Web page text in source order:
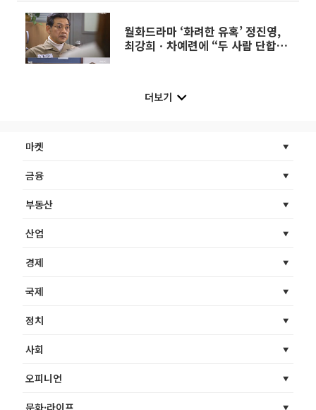
월화드라마 ‘화려한 유혹’ 정진영,
최강희ㆍ차예련에 “두 사람 단합해
더보기
마켓
금융
부동산
산업
경제
국제
정치
사회
오피니언
문화·라이프